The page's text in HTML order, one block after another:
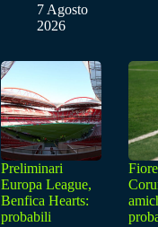
7 Agosto
2026
Preliminari
Europa League,
Benfica Hearts:
probabili